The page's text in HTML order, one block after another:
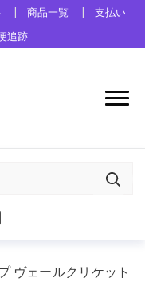
商品一覧
支払い
追跡
ヴェールクリケット